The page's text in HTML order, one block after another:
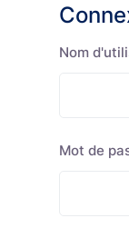
Nom
Mot de